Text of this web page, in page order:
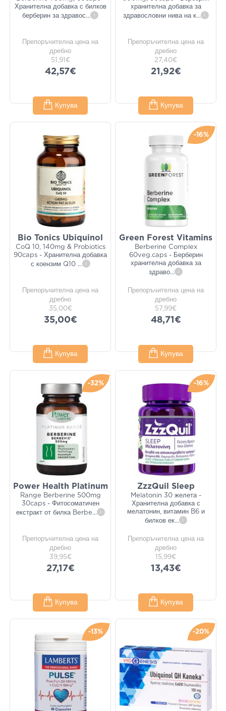
Хранителна добавка с билков
берберин за здравос... i
Препоръчителна цена на
дребно
51,91€
42,57€
Купува
хранителна добавка за
здравословни нива на к... i
Препоръчителна цена на
дребно
27,40€
21,92€
Купува
Bio Tonics Ubiquinol
CoQ 10, 140mg & Probiotics
90caps - Хранителна добавка
с коензим Q10 ... i
Препоръчителна цена на
дребно
35,00€
35,00€
Купува
-16%
Green Forest Vitamins
Berberine Complex
60veg.caps - Берберин
хранителна добавка за
здраво... i
Препоръчителна цена на
дребно
57,99€
48,71€
Купува
-32%
Power Health Platinum
Range Berberine 500mg
30caps - Фитосоматичен
екстракт от билка Berbe... i
Препоръчителна цена на
дребно
39,95€
27,17€
Купува
-16%
ZzzQuil Sleep
Melatonin 30 желета -
Хранителна добавка с
мелатонин, витамин B6 и
билков ек... i
Препоръчителна цена на
дребно
15,99€
13,43€
Купува
-13% -20%